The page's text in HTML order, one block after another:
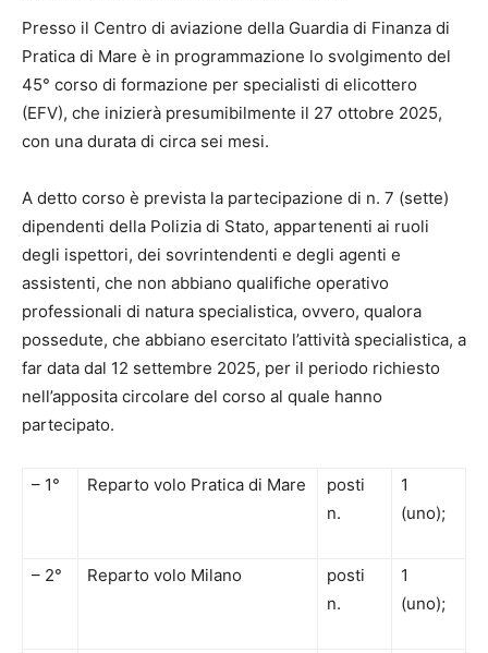
Presso il Centro di aviazione della Guardia di Finanza di
Pratica di Mare è in programmazione lo svolgimento del
45° corso di formazione per specialisti di elicottero
(EFV), che inizierà presumibilmente il 27 ottobre 2025,
con una durata di circa sei mesi.
A detto corso è prevista la partecipazione di n. 7 (sette)
dipendenti della Polizia di Stato, appartenenti ai ruoli
degli ispettori, dei sovrintendenti e degli agenti e
assistenti, che non abbiano qualifiche operativo
professionali di natura specialistica, ovvero, qualora
possedute, che abbiano esercitato l’attività specialistica, a
far data dal 12 settembre 2025, per il periodo richiesto
nell’apposita circolare del corso al quale hanno
partecipato.
– 1° Reparto volo Pratica di Mare
posti
n.
1
(uno);
– 2° Reparto volo Milano
posti
n.
1
(uno);